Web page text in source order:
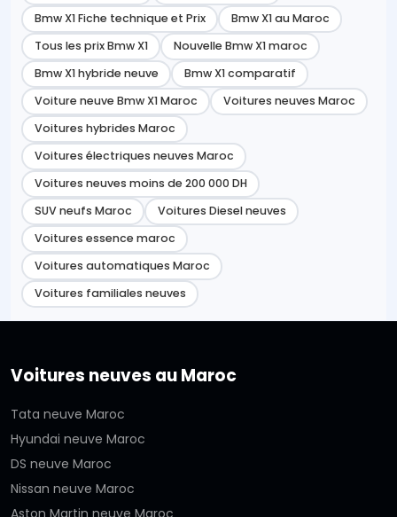
Bmw X1 Fiche technique et Prix
Bmw X1 au Maroc
Tous les prix Bmw X1
Nouvelle Bmw X1 maroc
Bmw X1 hybride neuve
Bmw X1 comparatif
Voiture neuve Bmw X1 Maroc
Voitures neuves Maroc
Voitures hybrides Maroc
Voitures électriques neuves Maroc
Voitures neuves moins de 200 000 DH
SUV neufs Maroc
Voitures Diesel neuves
Voitures essence maroc
Voitures automatiques Maroc
Voitures familiales neuves
Voitures neuves au Maroc
Tata neuve Maroc
Hyundai neuve Maroc
DS neuve Maroc
Nissan neuve Maroc
Aston Martin neuve Maroc